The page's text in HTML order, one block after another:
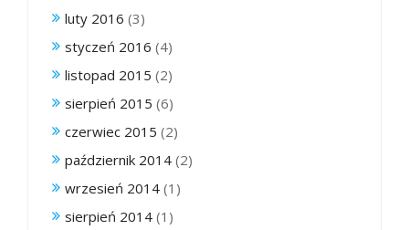
luty 2016 (3)
styczeń 2016 (4)
listopad 2015 (2)
sierpień 2015 (6)
czerwiec 2015 (2)
październik 2014 (2)
wrzesień 2014 (1)
sierpień 2014 (1)